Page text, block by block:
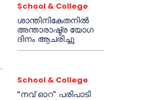
School & College
ശാന്തിനികേതനിൽ
അന്താരാഷ്ട്ര യോഗ
ദിനം ആചരിച്ചു
School & College
“നവ് ഓറ” പരിപാടി